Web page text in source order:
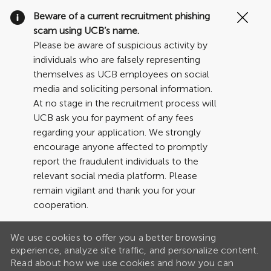
Beware of a current recruitment phishing
scam using UCB’s name.
Please be aware of suspicious activity by
individuals who are falsely representing
themselves as UCB employees on social
media and soliciting personal information.
At no stage in the recruitment process will
UCB ask you for payment of any fees
regarding your application. We strongly
encourage anyone affected to promptly
report the fraudulent individuals to the
relevant social media platform. Please
remain vigilant and thank you for your
cooperation.
We use cookies to offer you a better browsing
experience, analyze site traffic, and personalize content.
Read about how we use cookies and how you can